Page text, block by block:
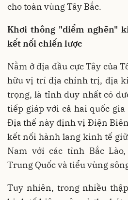
cho toàn vùng Tây Bắc.
Khơi thông "điểm nghẽn"
kết nối chiến lược
Nằm ở địa đầu cực Tây của
hữu vị trí địa chính trị, địa
trọng, là tỉnh duy nhất có
tiếp giáp với cả hai quốc gia
Địa thế này định vị Điện
kết nối hành lang kinh tế
Nam với các tỉnh Bắc
Trung Quốc và tiểu vùng
Tuy nhiên, trong nhiều